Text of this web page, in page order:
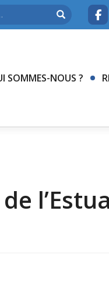
SOMMES-NOUS ?